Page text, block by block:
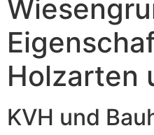
Holzarten
KVH und